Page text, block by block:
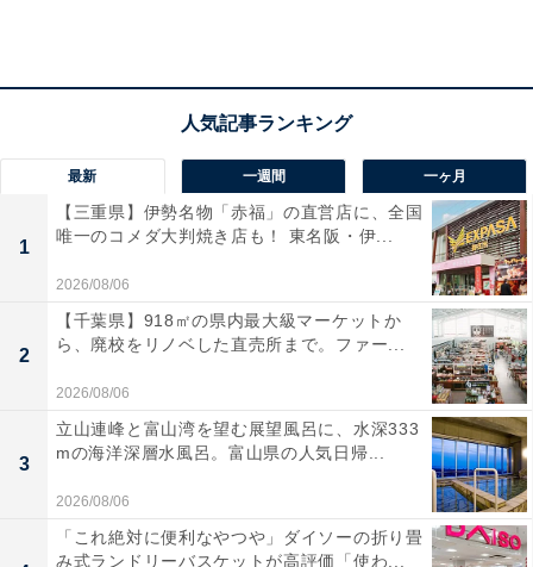
く購入。書店では売り切れだったので、Amazonで注文
しました。
最新 一週間 一ヶ月
1
【三重県】伊勢名物「赤福」の直営店に、全国
唯一のコメダ大判焼き店も！ 東名阪・伊...
2026/08/06
2
【千葉県】918㎡の県内最大級マーケットか
ら、廃校をリノベした直売所まで。ファー...
2026/08/06
3
立山連峰と富山湾を望む展望風呂に、水深333
mの海洋深層水風呂。富山県の人気日帰...
2026/08/06
「これ絶対に便利なやつや」ダイソーの折り畳
み式ランドリーバスケットが高評価「使わ...